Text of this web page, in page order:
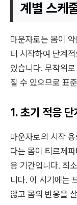
계별 스케
마운자로는 몸이
터 시작하여 단계
있습니다. 무작위
질 수 있으므로 표
1. 초기 적응
마운자로의 시작
다는 몸이 티르제
응 기간입니다. 최
니다. 이 시기에는
않고 몸의 반응을